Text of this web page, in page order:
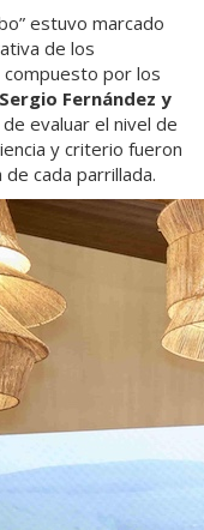
estuvo marcado
de los
por los
Fernández y
evaluar el nivel de
y criterio fueron
cada parrillada.